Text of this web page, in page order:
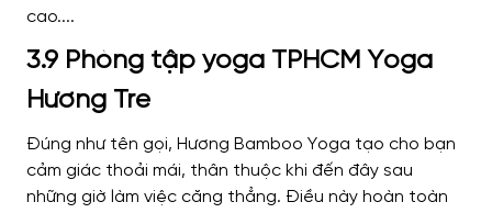
3.9 Phòng tập yoga TPHCM Yoga
Hương Tre
Đúng như tên gọi, Hương Bamboo Yoga tạo cho bạn
cảm giác thoải mái, thân thuộc khi đến đây sau
những giờ làm việc căng thẳng. Điều này hoàn toàn